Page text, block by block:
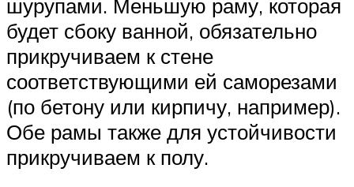
шурупами. Меньшую раму, которая
будет сбоку ванной, обязательно
прикручиваем к стене
соответствующими ей саморезами
(по бетону или кирпичу, например).
Обе рамы также для устойчивости
прикручиваем к полу.